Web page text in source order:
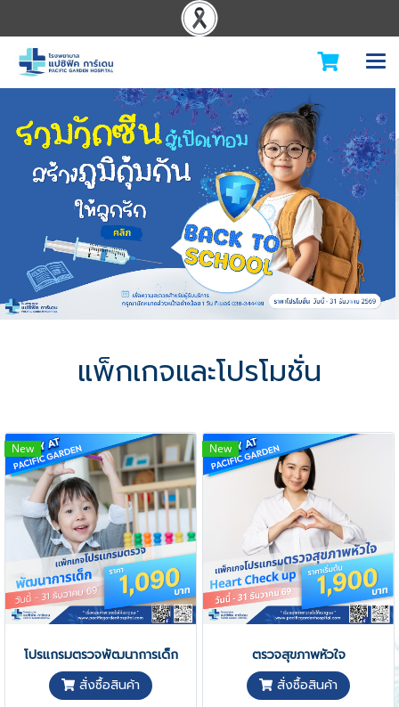
แพ็กเกจและโปรโมชั่น
New
โปรแกรมตรวจพัฒนาการเด็ก
สั่งซื้อสินค้า
New
ตรวจสุขภาพหัวใจ
สั่งซื้อสินค้า